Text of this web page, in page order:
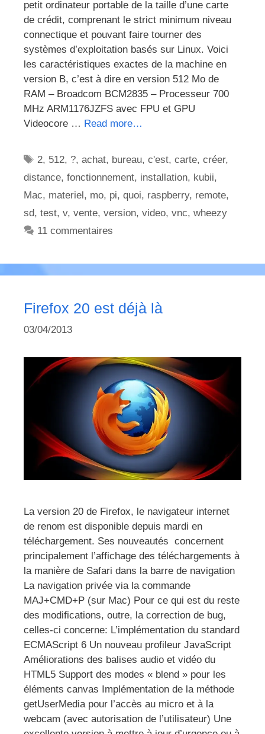
petit ordinateur portable de la taille d’une carte
de crédit, comprenant le strict minimum niveau
connectique et pouvant faire tourner des
systèmes d’exploitation basés sur Linux. Voici
les caractéristiques exactes de la machine en
version B, c’est à dire en version 512 Mo de
RAM – Broadcom BCM2835 – Processeur 700
MHz ARM1176JZFS avec FPU et GPU
Videocore … Read more…
Étiquettes
2, 512, ?,achat, bureau,c'est,carte,créer,
distance, fonctionnement, installation, kubii,
Mac, materiel, mo, pi, quoi, raspberry, remote,
sd, test, v, vente, version, video, vnc, wheezy
11 commentaires
Firefox 20 est déjà là
03/04/2013
La version 20 de Firefox, le navigateur internet
de renom est disponible depuis mardi en
téléchargement. Ses nouveautés concernent
principalement l’affichage des téléchargements à
la manière de Safari dans la barre de navigation
La navigation privée via la commande
MAJ+CMD+P (sur Mac) Pour ce qui est du reste
des modifications, outre, la correction de bug,
celles-ci concerne: L’implémentation du standard
ECMAScript 6 Un nouveau profileur JavaScript
Améliorations des balises audio et vidéo du
HTML5 Support des modes « blend » pour les
éléments canvas Implémentation de la méthode
getUserMedia pour l’accès au micro et à la
webcam (avec autorisation de l’utilisateur) Une